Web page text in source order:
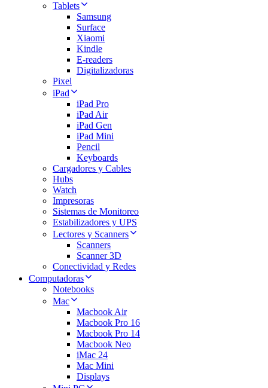
Tablets
Samsung
Surface
Xiaomi
Kindle
E-readers
Digitalizadoras
Pixel
iPad
iPad Pro
iPad Air
iPad Gen
iPad Mini
Pencil
Keyboards
Cargadores y Cables
Hubs
Watch
Impresoras
Sistemas de Monitoreo
Estabilizadores y UPS
Lectores y Scanners
Scanners
Scanner 3D
Conectividad y Redes
Computadoras
Notebooks
Mac
Macbook Air
Macbook Pro 16
Macbook Pro 14
Macbook Neo
iMac 24
Mac Mini
Displays